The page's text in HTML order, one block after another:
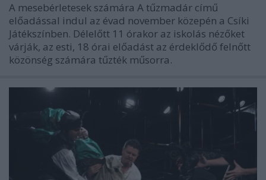
A mesebérletesek számára A tűzmadár című
előadással indul az évad november közepén a Csíki
Játékszínben. Délelőtt 11 órakor az iskolás nézőket
várják, az esti, 18 órai előadást az érdeklődő felnőtt
közönség számára tűzték műsorra.